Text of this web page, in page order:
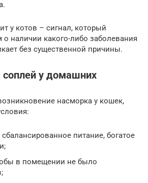
у котов – сигнал, который
о наличии какого-либо заболевания
без существенной причины.
у домашних
насморка у кошек,
питание, богатое
в помещении не было